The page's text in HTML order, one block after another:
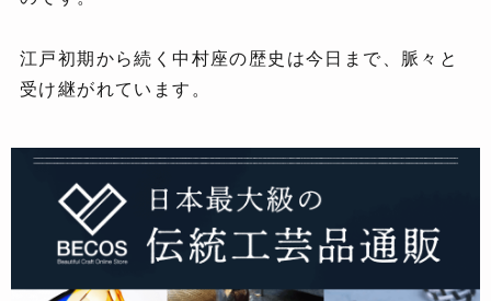
江戸初期から続く中村座の歴史は今日まで、脈々と
受け継がれています。